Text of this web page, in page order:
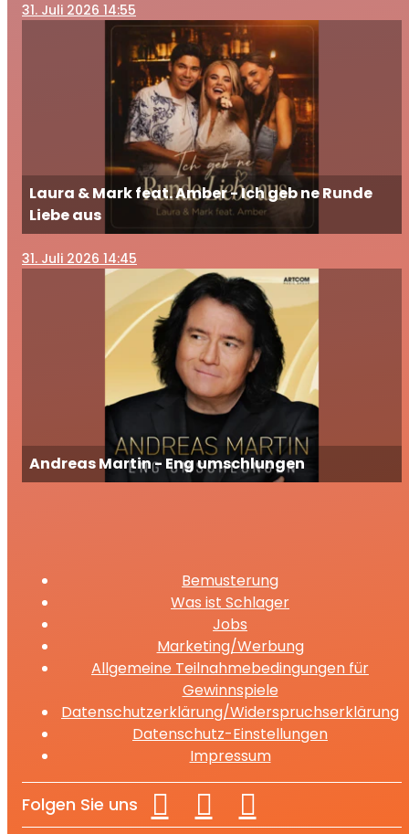
31. Juli 2026 14:55
Laura & Mark feat. Amber - Ich geb ne Runde
Liebe aus
31. Juli 2026 14:45
Andreas Martin - Eng umschlungen
Bemusterung
Was ist Schlager
Jobs
Marketing/Werbung
Allgemeine Teilnahmebedingungen für
Gewinnspiele
Datenschutzerklärung/Widerspruchserklärung
Datenschutz-Einstellungen
Impressum
Folgen Sie uns